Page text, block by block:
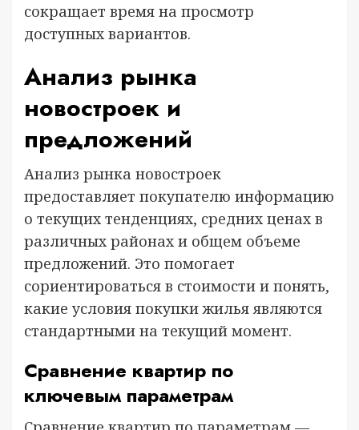
сокращает время на просмотр
доступных вариантов.
Анализ рынка
новостроек и
предложений
Анализ рынка новостроек
предоставляет покупателю информацию
о текущих тенденциях, средних ценах в
различных районах и общем объеме
предложений. Это помогает
сориентироваться в стоимости и понять,
какие условия покупки жилья являются
стандартными на текущий момент.
Сравнение квартир по
ключевым параметрам